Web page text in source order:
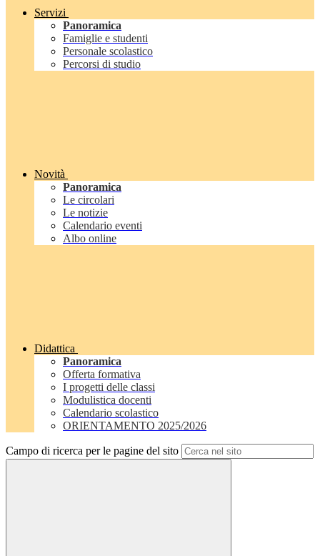
Servizi
Panoramica
Famiglie e studenti
Personale scolastico
Percorsi di studio
Novità
Panoramica
Le circolari
Le notizie
Calendario eventi
Albo online
Didattica
Panoramica
Offerta formativa
I progetti delle classi
Modulistica docenti
Calendario scolastico
ORIENTAMENTO 2025/2026
Campo di ricerca per le pagine del sito